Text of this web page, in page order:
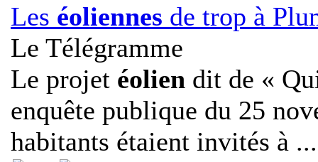
Les éoliennes de trop à
Le Télégramme
Le projet éolien dit de «
enquête publique du 25
habitants étaient invités à ...